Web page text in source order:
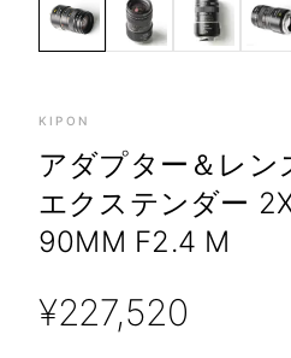
KIPON
アダプター＆レ
エクステンダー
90MM F2.4 M
¥227,520